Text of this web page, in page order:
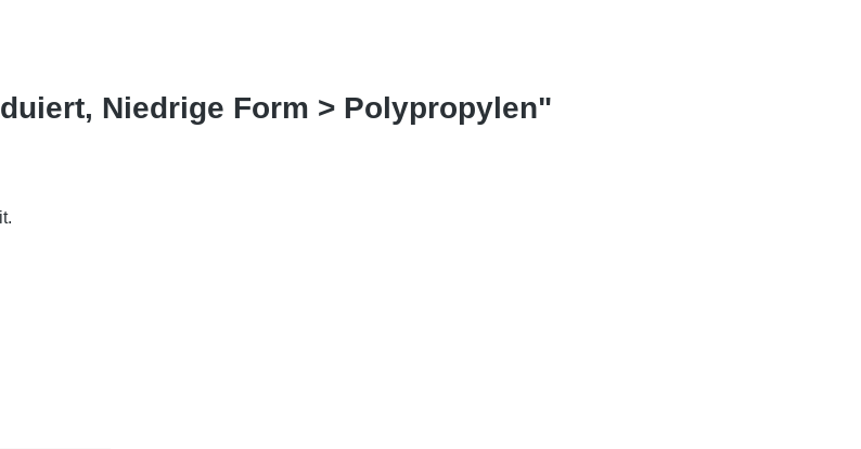
Niedrige Form > Polypropylen"